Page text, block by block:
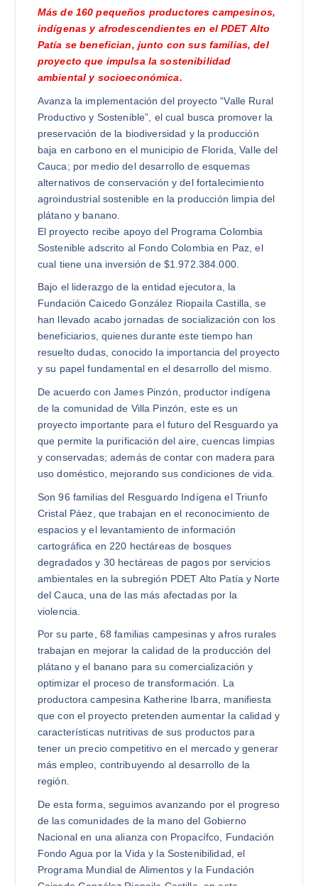
Más de 160 pequeños productores campesinos,
indígenas y afrodescendientes en el PDET Alto
Patía se benefician, junto con sus familias, del
proyecto que impulsa la sostenibilidad
ambiental y socioeconómica.
Avanza la implementación del proyecto “Valle Rural
Productivo y Sostenible”, el cual busca promover la
preservación de la biodiversidad y la producción
baja en carbono en el municipio de Florida, Valle del
Cauca; por medio del desarrollo de esquemas
alternativos de conservación y del fortalecimiento
agroindustrial sostenible en la producción limpia del
plátano y banano.
El proyecto recibe apoyo del Programa Colombia
Sostenible adscrito al Fondo Colombia en Paz, el
cual tiene una inversión de $1.972.384.000.
Bajo el liderazgo de la entidad ejecutora, la
Fundación Caicedo González Riopaila Castilla, se
han llevado acabo jornadas de socialización con los
beneficiarios, quienes durante este tiempo han
resuelto dudas, conocido la importancia del proyecto
y su papel fundamental en el desarrollo del mismo.
De acuerdo con James Pinzón, productor indígena
de la comunidad de Villa Pinzón, este es un
proyecto importante para el futuro del Resguardo ya
que permite la purificación del aire, cuencas limpias
y conservadas; además de contar con madera para
uso doméstico, mejorando sus condiciones de vida.
Son 96 familias del Resguardo Indígena el Triunfo
Cristal Páez, que trabajan en el reconocimiento de
espacios y el levantamiento de información
cartográfica en 220 hectáreas de bosques
degradados y 30 hectáreas de pagos por servicios
ambientales en la subregión PDET Alto Patía y Norte
del Cauca, una de las más afectadas por la
violencia.
Por su parte, 68 familias campesinas y afros rurales
trabajan en mejorar la calidad de la producción del
plátano y el banano para su comercialización y
optimizar el proceso de transformación. La
productora campesina Katherine Ibarra, manifiesta
que con el proyecto pretenden aumentar la calidad y
características nutritivas de sus productos para
tener un precio competitivo en el mercado y generar
más empleo, contribuyendo al desarrollo de la
región.
De esta forma, seguimos avanzando por el progreso
de las comunidades de la mano del Gobierno
Nacional en una alianza con Propacífco, Fundación
Fondo Agua por la Vida y la Sostenibilidad, el
Programa Mundial de Alimentos y la Fundación